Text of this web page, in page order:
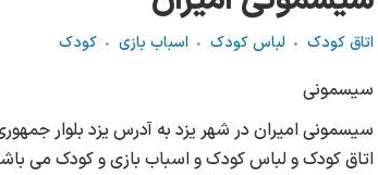
اتاق کودک
لباس كودك اسباب بازی کودک
سیسمونی
سیسمونی امیران در شهر یزد به آدرس یزد بلوار
اتاق کودک و لباس كودك و اسباب بازی و کودک می